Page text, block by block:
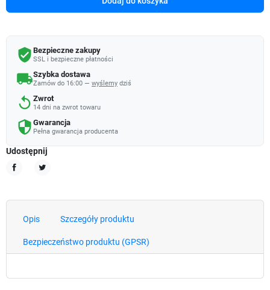
verified_user Bezpieczne zakupy
SSL i bezpieczne płatności
local_shippingSzybka dostawa
Zamów do 16:00 — wyślemy dziś
replay Zwrot
14 dni na zwrot towaru
security Gwarancja
Pełna gwarancja producenta
Udostępnij
Opis Szczegóły produktu
Bezpieczeństwo produktu (GPSR)